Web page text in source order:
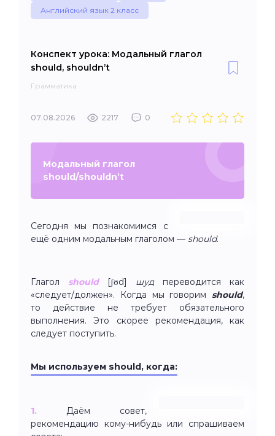
Английский язык 2 класс
Конспект урока: Модальный глагол
should, shouldn’t
Грамматика
07.08.2026 2217 0
Модальный глагол
should/shouldn’t
Сегодня мы познакомимся с
ещё одним модальным глаголом — should.
Глагол should[ʃʊd] шуд переводится как
«следует/должен». Когда мы говорим should,
то действие не требует обязательного
выполнения. Это скорее рекомендация, как
следует поступить.
Мы используем should, когда:
1. Даём совет,
рекомендацию кому-нибудь или спрашиваем